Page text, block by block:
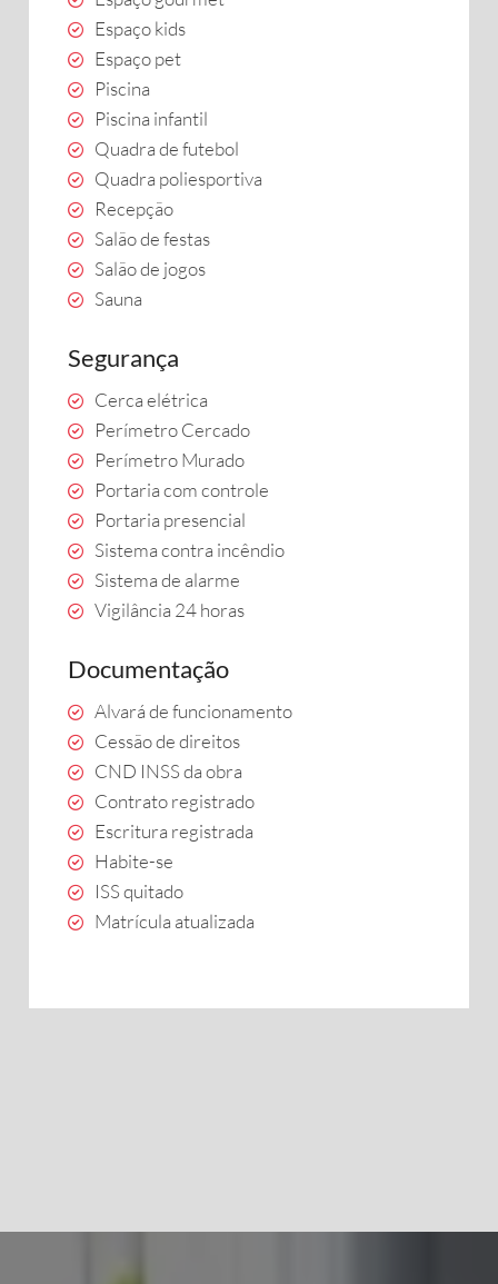
Espaço kids
Espaço pet
Piscina
Piscina infantil
Quadra de futebol
Quadra poliesportiva
Recepção
Salão de festas
Salão de jogos
Sauna
Segurança
Cerca elétrica
Perímetro Cercado
Perímetro Murado
Portaria com controle
Portaria presencial
Sistema contra incêndio
Sistema de alarme
Vigilância 24 horas
Documentação
Alvará de funcionamento
Cessão de direitos
CND INSS da obra
Contrato registrado
Escritura registrada
Habite-se
ISS quitado
Matrícula atualizada